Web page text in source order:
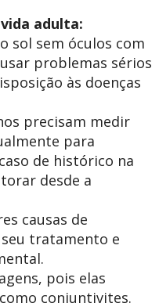
adulta:
sol sem óculos com
problemas sérios
às doenças
precisam medir
para
de histórico na
desde a
causas de
tratamento e
pois elas
conjuntivites.